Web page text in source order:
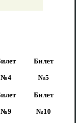
№4
Билет
№5
№9
Билет
№10